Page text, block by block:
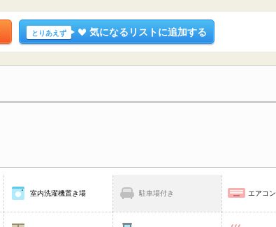
とりあえず 気になるリストに追加する
室内洗濯機置き場 駐車場付き エアコン